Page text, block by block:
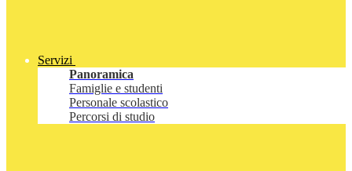
Servizi
Panoramica
Famiglie e studenti
Personale scolastico
Percorsi di studio